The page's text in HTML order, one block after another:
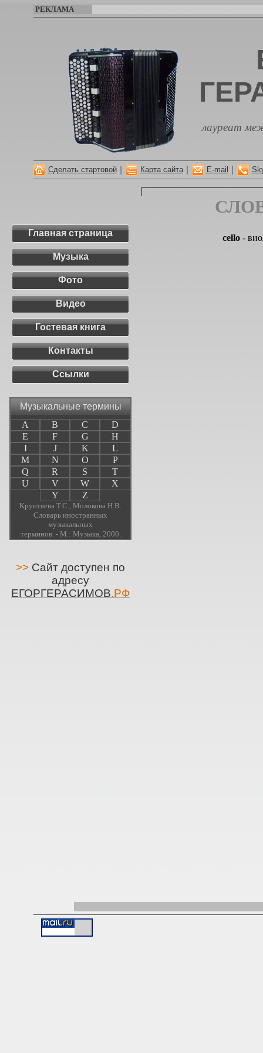
РЕКЛАМА
лауреат
Сделать стартовой Карта сайта E-mail
Главная страница
Музыка
Фото
Видео
Гостевая книга
Контакты
Ссылки
Музыкальные термины
A
B C
D
E
F G
H
I
J K
L
M
N O
P
Q
R S
T
U
V W
X
Y
Z
Крунтяева Т.С., Молокова Н.В.
Словарь иностранных
музыкальных
терминов. - М.: Музыка, 2000.
>> Сайт доступен по
адресу
ЕГОРГЕРАСИМОВ.РФ
cello-